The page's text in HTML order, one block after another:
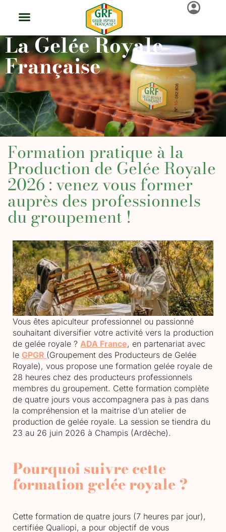
La Gelée Royale
Française
Formation pratique à la
Production de Gelée Royale
2026 : venez vous former
auprès des professionnels
du groupement !
Vous êtes apiculteur professionnel ou passionné
souhaitant diversifier votre activité vers la production
de gelée royale ? ADA France, en partenariat avec
le GPGR (Groupement des Producteurs de Gelée
Royale), vous propose une formation gelée royale de
28 heures chez des producteurs professionnels
membres du groupement. Cette formation complète
de quatre jours vous accompagnera pas à pas dans
la compréhension et la maitrise d’un atelier de
production de gelée royale. La session se tiendra du
23 au 26 juin 2026 à Champis (Ardèche).
Pourquoi suivre cette
formation gelée royale ?
Cette formation de quatre jours (7 heures par jour),
certifiée Qualiopi, a pour objectif de vous